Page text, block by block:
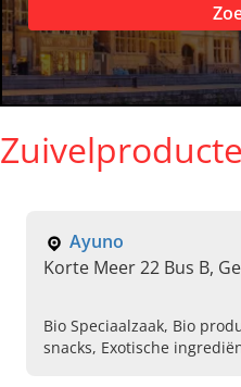
Ayuno
Korte Meer 22 Bus B,
Bio Speciaalzaak, Bio
snacks, Exotische